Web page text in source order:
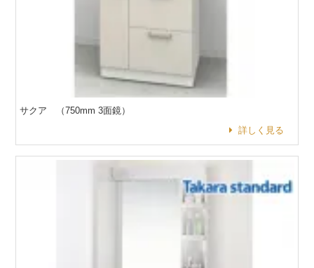
サクア （750mm 3面鏡）
詳しく見る